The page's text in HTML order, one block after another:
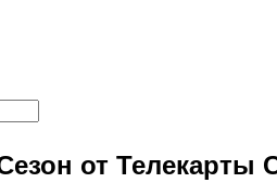
от Телекарты